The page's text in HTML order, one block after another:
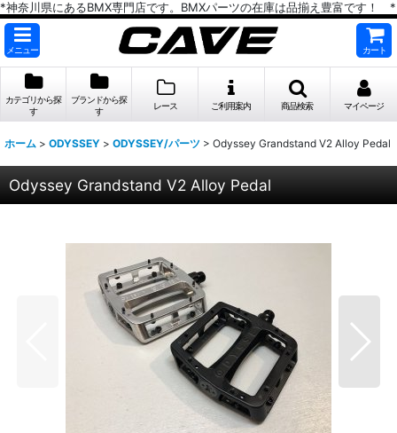
*神奈川県にあるBMX専門店です。BMXパーツの在庫は品揃え豊富です！ *
メニュー カート
カテゴリから探
す
ブランドから探
す
レース ご利用案内 商品検索 マイページ
ホーム > ODYSSEY > ODYSSEY/パーツ > Odyssey Grandstand V2 Alloy Pedal
Odyssey Grandstand V2 Alloy Pedal